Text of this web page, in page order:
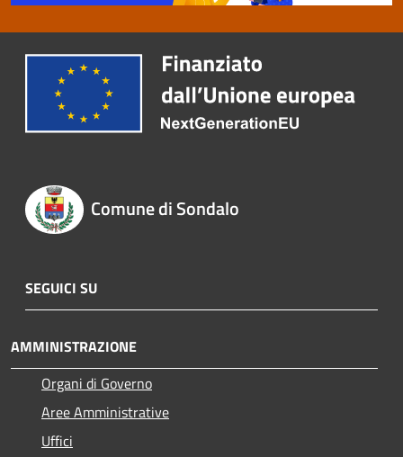
Comune di Sondalo
SEGUICI SU
AMMINISTRAZIONE
Organi di Governo
Aree Amministrative
Uffici